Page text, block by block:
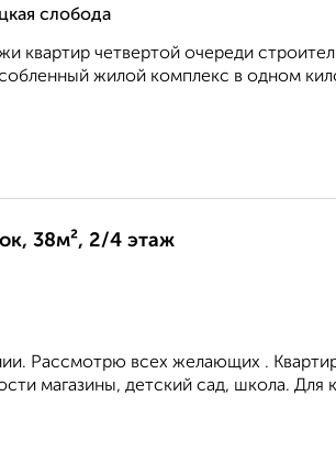
слобода
квартир четвертой очереди
жилой комплекс в одном
38м², 2/4 этаж
Рассмотрю всех желающих .
магазины, детский сад, школа.